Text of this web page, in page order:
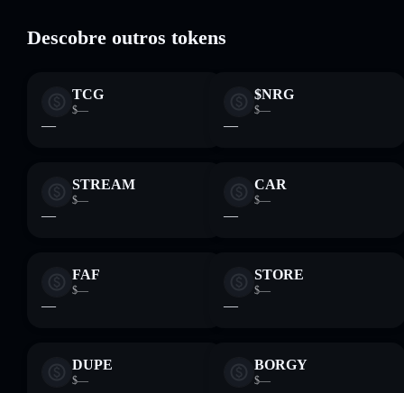
Descobre outros tokens
TCG
$—
—
$NRG
$—
—
STREAM
$—
—
CAR
$—
—
FAF
$—
—
STORE
$—
—
DUPE
$—
BORGY
$—